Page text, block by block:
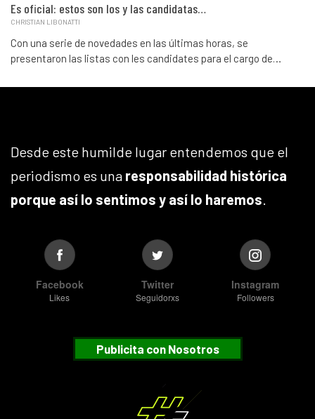
Es oficial: estos son los y las candidatas…
CHRISTIAN LIBONATTI
Con una serie de novedades en las últimas horas, se
presentaron las listas con les candidates para el cargo de…
Desde este humilde lugar entendemos que el
periodismo es una responsabilidad histórica
porque así lo sentimos y así lo haremos.
Facebook
Likes
Twitter
Seguidorxs
Instagram
Followers
Publicita con Nosotros